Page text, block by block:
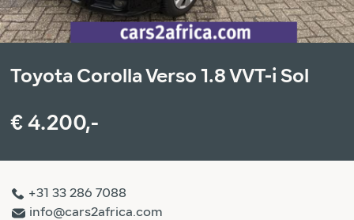
Toyota Corolla Verso 1.8 VVT-i Sol
€ 4.200,-
+31 33 286 7088
info@cars2africa.com